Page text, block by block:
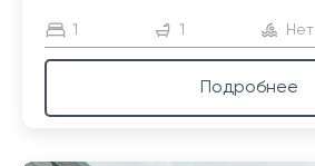
1 1 Нет
Подробнее